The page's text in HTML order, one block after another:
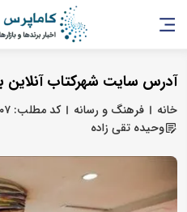
آدرس سایت شهرکتاب آنلاین
خانه فرهنگ و رسانه کد مطلب: ۳۲۵۳۰۷
وحیده تقی زاده